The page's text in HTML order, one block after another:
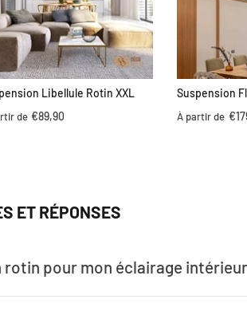
Libellule Rotin XXL
de €89,90
Suspension
À partir de
ET RÉPONSES
pour mon éclairage